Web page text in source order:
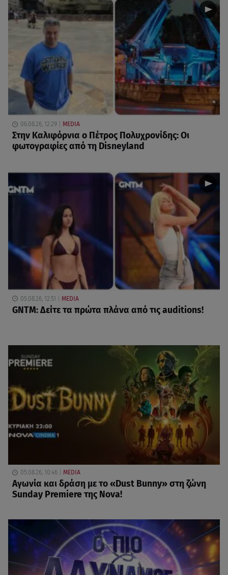
06.08.26, 12:29 MEDIA
Στην Καλιφόρνια ο Πέτρος Πολυχρονίδης: Οι
φωτογραφίες από τη Disneyland
05.08.26, 12:51 MEDIA
GNTM: Δείτε τα πρώτα πλάνα από τις auditions!
05.08.26, 10:46 MEDIA
Αγωνία και δράση με το «Dust Bunny» στη ζώνη
Sunday Premiere της Nova!